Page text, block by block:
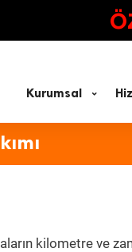
Kurumsal
kilometre ve